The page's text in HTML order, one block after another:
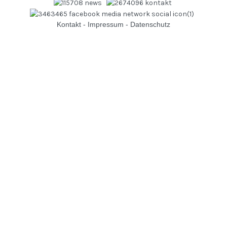
Kontakt - Impressum - Datenschutz